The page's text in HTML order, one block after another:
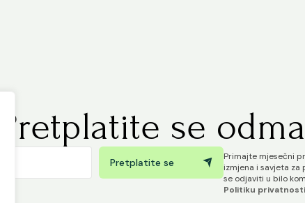
Pretplatite se
Pretplatite se
Primajte mjesečni
izmjena i savjeta za
se odjaviti u bilo
Politiku privatnosti